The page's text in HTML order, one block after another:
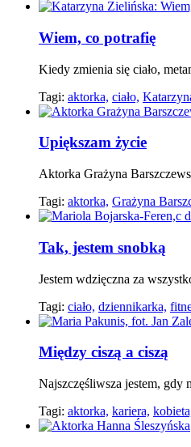
Wiem, co potrafię
Kiedy zmienia się ciało,
Tagi: aktorka, ciało,
Upiększam życie
Aktorka Grażyna
Tagi: aktorka, Grażyna
Tak, jestem snobką
Jestem wdzięczna za
Tagi: ciało, dziennikarka,
Między ciszą a ciszą
Najszczęśliwsza jestem, gdy
Tagi: aktorka, kariera,